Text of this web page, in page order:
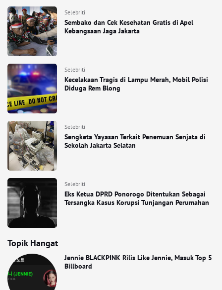
Selebriti
Sembako dan Cek Kesehatan Gratis di Apel
Kebangsaan Jaga Jakarta
Selebriti
Kecelakaan Tragis di Lampu Merah, Mobil Polisi
Diduga Rem Blong
Selebriti
Sengketa Yayasan Terkait Penemuan Senjata di
Sekolah Jakarta Selatan
Selebriti
Eks Ketua DPRD Ponorogo Ditentukan Sebagai
Tersangka Kasus Korupsi Tunjangan Perumahan
Topik Hangat
Jennie BLACKPINK Rilis Like Jennie, Masuk Top 5
Billboard